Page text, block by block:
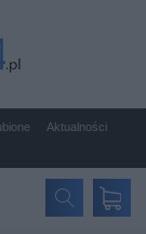
Aktualności